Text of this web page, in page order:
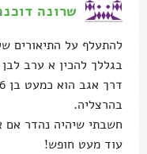
שרונה
להתעלף על התיאורים
בגללך להכין א ערב
בהרצליה.
חשבתי שיהיה נהדר אם
עוד מעט חופש!